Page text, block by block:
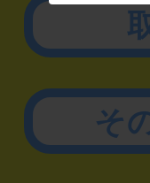
そ